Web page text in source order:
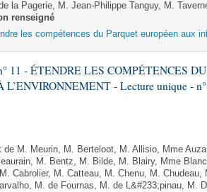
de la Pagerie, M. Jean-Philippe Tanguy, M.
renseigné
les compétences du Parquet européen aux
11 - ÉTENDRE LES COMPÉTENCES
L’ENVIRONNEMENT - Lecture unique -
de M. Meurin, M. Berteloot, M. Allisio, Mme
M. Bentz, M. Bilde, M. Blairy, Mme
Cabrolier, M. Catteau, M. Chenu, M.
M. de Fournas, M. de L&#233;pinau, M.